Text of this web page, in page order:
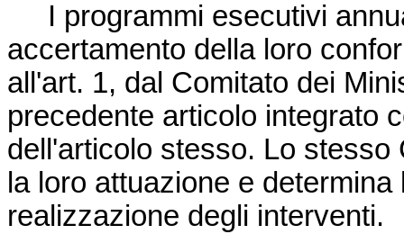
I programmi esecutivi
accertamento della loro
all'art. 1, dal Comitato dei
precedente articolo integrato
dell'articolo stesso. Lo
la loro attuazione e
realizzazione degli interventi.